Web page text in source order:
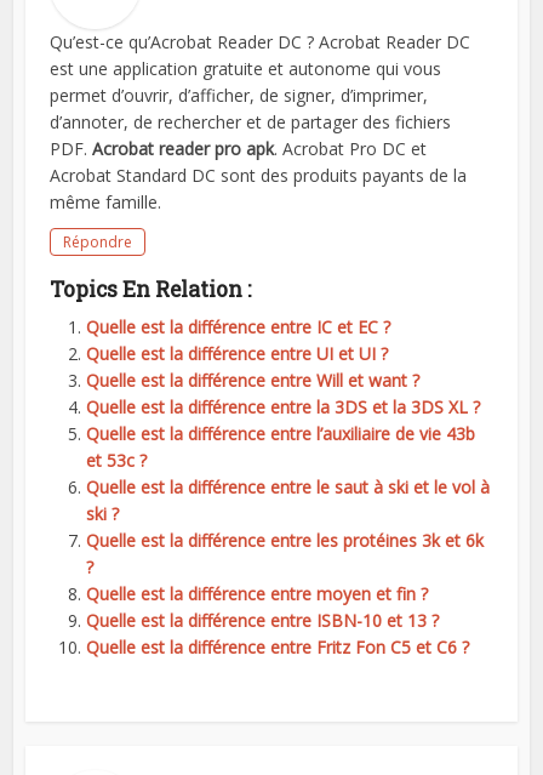
Qu’est-ce qu’Acrobat Reader DC ? Acrobat Reader DC
est une application gratuite et autonome qui vous
permet d’ouvrir, d’afficher, de signer, d’imprimer,
d’annoter, de rechercher et de partager des fichiers
PDF.Acrobat reader pro apk. Acrobat Pro DC et
Acrobat Standard DC sont des produits payants de la
même famille.
Répondre
Topics En Relation :
Quelle est la différence entre IC et EC ?
Quelle est la différence entre UI et UI ?
Quelle est la différence entre Will et want ?
Quelle est la différence entre la 3DS et la 3DS XL ?
Quelle est la différence entre l’auxiliaire de vie 43b
et 53c ?
Quelle est la différence entre le saut à ski et le vol à
ski ?
Quelle est la différence entre les protéines 3k et 6k
?
Quelle est la différence entre moyen et fin ?
Quelle est la différence entre ISBN-10 et 13 ?
Quelle est la différence entre Fritz Fon C5 et C6 ?